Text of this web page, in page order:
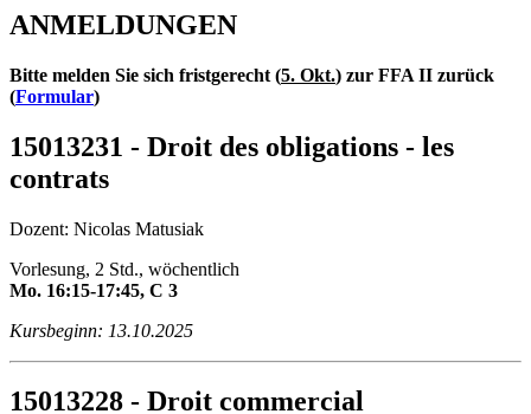
ANMELDUNGEN
Bitte melden Sie sich fristgerecht (5. Okt.) zur FFA II zurück
(Formular)
15013231 - Droit des obligations - les
contrats
Dozent: Nicolas Matusiak
Vorlesung, 2 Std., wöchentlich
Mo. 16:15-17:45, C 3
Kursbeginn: 13.10.2025
15013228 - Droit commercial